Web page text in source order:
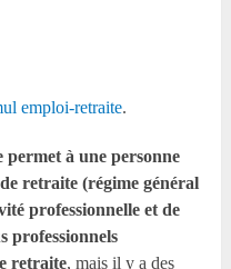
emploi-retraite.
à une personne
retraite (régime général
professionnelle et de
professionnels
retraite, mais il y a des